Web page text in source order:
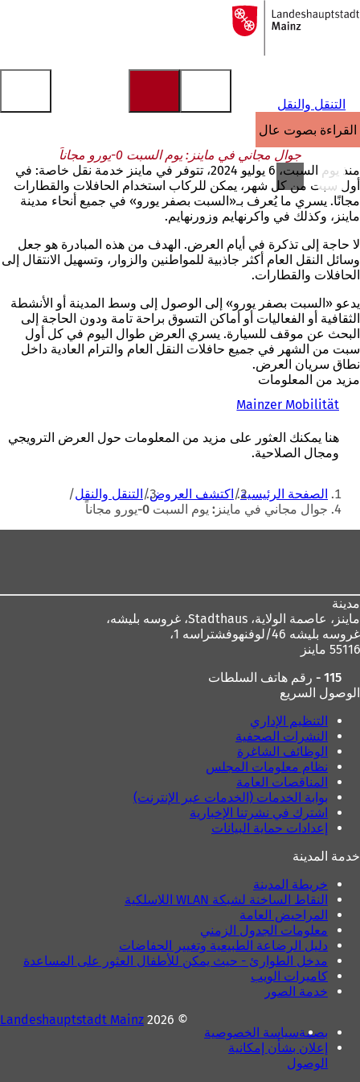
الانتقال إلى المحتوى
إلى
الصفحة
التنقل والنقل
القراءة بصوت عالٍ
جوال مجاني في ماينز: يوم السبت 0-يورو مجاناً
منذ يوم السبت، 6 يوليو 2024، تتوفر في ماينز خدمة نقل خاصة: في
أول سبت من كل شهر، يمكن للركاب استخدام الحافلات والقطارات
مجانًا. يسري ما يُعرف بـ«السبت بصفر يورو» في جميع أنحاء مدينة
ماينز، وكذلك في واكرنهايم وزورنهايم.
لا حاجة إلى تذكرة في أيام العرض. الهدف من هذه المبادرة هو جعل
وسائل النقل العام أكثر جاذبية للمواطنين والزوار، وتسهيل الانتقال إلى
الحافلات والقطارات.
يدعو «السبت بصفر يورو» إلى الوصول إلى وسط المدينة أو الأنشطة
الثقافية أو الفعاليات أو أماكن التسوق براحة تامة ودون الحاجة إلى
البحث عن موقف للسيارة. يسري العرض طوال اليوم في كل أول
سبت من الشهر في جميع حافلات النقل العام والترام العادية داخل
نطاق سريان العرض.
مزيد من المعلومات
Mainzer Mobilität
ف
ي
ع
ل
و
ي
د
)
هنا يمكنك العثور على مزيد من المعلومات حول العرض الترويجي
ومجال الصلاحية.
أنت
هنا
الصفحة الرئيسية اكتشف العروض
التنقل والنقل
جوال مجاني في ماينز: يوم السبت 0-يورو مجاناً
مدينة
ماينز، عاصمة الولاية،
غروسه بليشه 46/لوفنهوفشتراسه 1،
55116 ماينز
115 - رقم هاتف السلطات
الوصول السريع
التنظيم الإداري
النشرات الصحفية
الوظائف الشاغرة
نظام معلومات المجلس
المناقصات العامة
بوابة الخدمات (الخدمات عبر الإنترنت)
اشترك في نشرتنا الإخبارية
إعدادات حماية البيانات
خدمة المدينة
خريطة المدينة
النقاط الساخنة لشبكة WLAN اللاسلكية
المراحيض العامة
معلومات الجدول الزمني
دليل الرضاعة الطبيعية وتغيير الحفاضات
مدخل الطوارئ - حيث يمكن للأطفال العثور على المساعدة
كاميرات الويب
خدمة الصور
بصمةسياسة الخصوصية
إعلان بشأن إمكانية
الوصول
© 2026
Landeshauptstadt Mainz